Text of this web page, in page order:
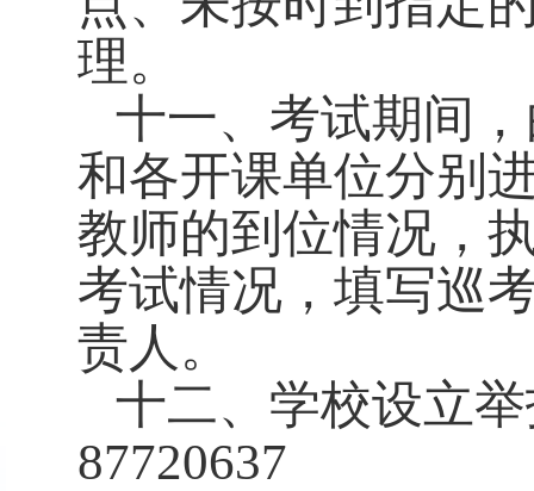
理。
十一、考试期间
和各开课单位分别
教师的到位情况，
考试情况，填写巡
责人。
十二、学校设立
87720637